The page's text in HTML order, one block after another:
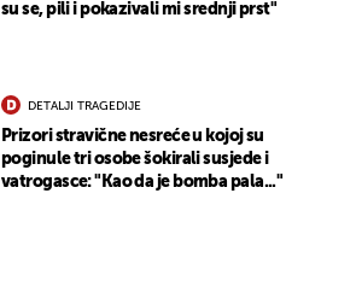
su se, pili i pokazivali mi srednji prst"
DETALJI TRAGEDIJE
Prizori stravične nesreće u kojoj su
poginule tri osobe šokirali susjede i
vatrogasce: "Kao da je bomba pala..."